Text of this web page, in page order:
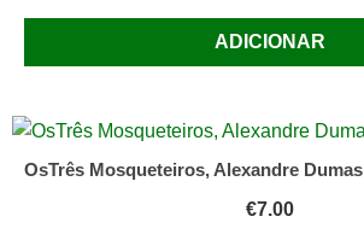
A
12)
ADICIONAR
OsTrês Mosqueteiros, Alexandre Dumas
€7.00